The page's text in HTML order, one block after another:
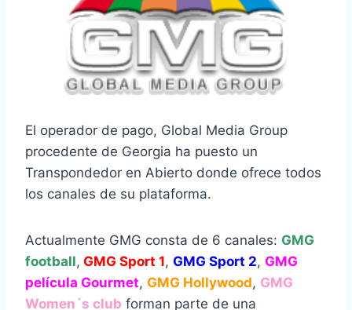
El operador de pago, Global Media Group
procedente de Georgia ha puesto un
Transpondedor en Abierto donde ofrece todos
los canales de su plataforma.
Actualmente GMG consta de 6 canales: GMG
football, GMG Sport 1, GMG Sport 2, GMG
película Gourmet, GMG Hollywood, GMG
Women´s club forman parte de una